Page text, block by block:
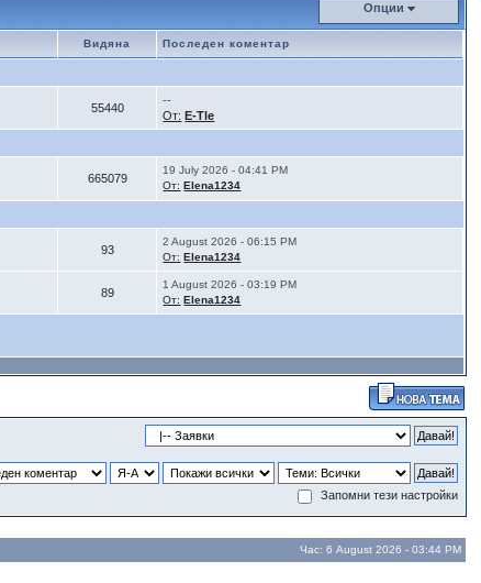
Опции
Видяна Последен коментар
55440
--
От: E-Tle
665079
19 July 2026 - 04:41 PM
От: Elena1234
93
2 August 2026 - 06:15 PM
От: Elena1234
89
1 August 2026 - 03:19 PM
От: Elena1234
Запомни тези настройки
Час: 6 August 2026 - 03:44 PM